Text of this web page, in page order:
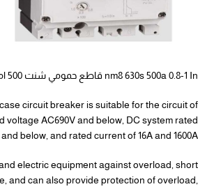
nm8 630s 500a 0.8-1 In قاطع حمومي شنت 500 امبير
circuit breaker is suitable for the circuit of
voltage AC690V and below, DC system rated
below, and rated current of 16A and 1600A.
electric equipment against overload, short
and can also provide protection of overload,